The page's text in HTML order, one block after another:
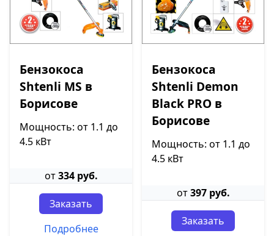
Бензокоса
Shtenli MS в
Борисове
Мощность: от 1.1 до
4.5 кВт
от334 руб.
Заказать
Подробнее
Бензокоса
Shtenli Demon
Black PRO в
Борисове
Мощность: от 1.1 до
4.5 кВт
от397 руб.
Заказать